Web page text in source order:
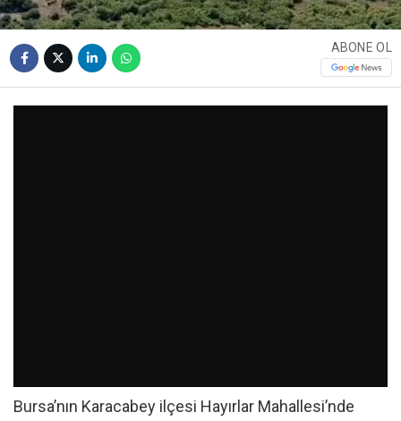
ABONE OL
Bursa’nın Karacabey ilçesi Hayırlar Mahallesi’nde